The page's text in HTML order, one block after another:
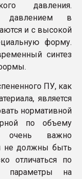
давления.
давлением в
и с высокой
форму.
синтез
ПУ, как
является
нормативной
по объему
очень важно
не должны быть
отличаться по
параметры на